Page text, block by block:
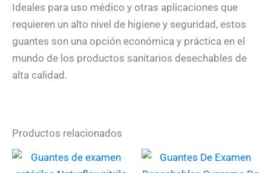
Ideales para uso médico y otras aplicaciones que
requieren un alto nivel de higiene y seguridad, estos
guantes son una opción económica y práctica en el
mundo de los productos sanitarios desechables de
alta calidad.
Productos relacionados
Este